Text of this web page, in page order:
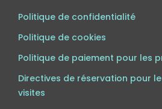
Politique de confidentialité
Politique de cookies
Politique de paiement pour les
Directives de réservation pour
visites